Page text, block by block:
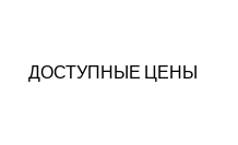
ДОСТУПНЫЕ ЦЕНЫ